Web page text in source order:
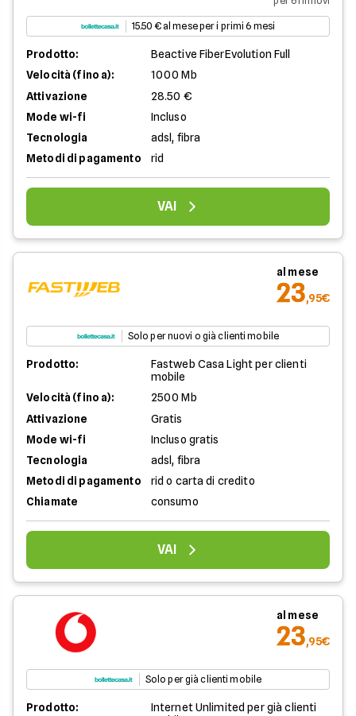
15.50 € al mese per i primi 6 mesi
Prodotto:
Beactive FiberEvolution Full
Velocità (fino a):
1000 Mb
Attivazione
28.50 €
Mode wi-fi
Incluso
Tecnologia
adsl, fibra
Metodi di pagamento
rid
VAI
al mese
23,95€
Solo per nuovi o già clienti mobile
Prodotto:
Fastweb Casa Light per clienti
mobile
Velocità (fino a):
2500 Mb
Attivazione
Gratis
Mode wi-fi
Incluso gratis
Tecnologia
adsl, fibra
Metodi di pagamento
rid o carta di credito
Chiamate
consumo
VAI
al mese
23,95€
Solo per già clienti mobile
Prodotto:
Internet Unlimited per già clienti